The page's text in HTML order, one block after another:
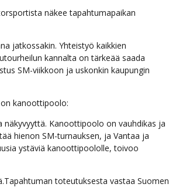
näkee tapahtumapaikan
jatkossakin. Yhteistyö kaikkien
kannalta on tärkeää saada
SM-viikkoon ja uskonkin kaupungin
kanoottipoolo:
Kanoottipoolo on vauhdikas ja
hienon SM-turnauksen, ja Vantaa ja
ystäviä kanoottipoololle, toivoo
toteutuksesta vastaa Suomen